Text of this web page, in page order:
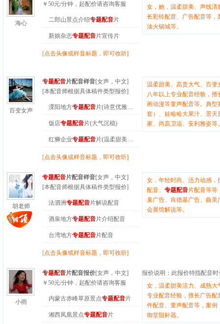
海心
￥ 50元/分钟 ，起配价请咨询客服
二郎山景点介绍专题配音片
新娘杂志专题配音片宣传片
[点击头像或样音标题，即可收听]
女，她，温柔甜美、声线
长彩铃配音、广告配音等
油火锅城等。
百变女声
专题配音片配音样音[女声，中文]
[本配音师根据具体稿件类型报价]
溧阳地方专题配音片(诗意优雅…
饭店专题配音片(大气沉稳)
红狮企业专题配音片(温柔甜美…
[点击头像或样音标题，即可收听]
温柔甜美、高贵大气、百
八年以上专业配音经验，擅
画动漫等童声配音等。典型
套）、娃哈哈大果汁、景
家、尚高卫浴、安利雅姿等
胡老师
专题配音片配音样音[女声，中文]
[本配音师根据具体稿件类型报价]
法泗洲专题配音片解说配音
酒泉地方专题配音片介绍配音
台湾地方专题配音片配音
[点击头像或样音标题，即可收听]
女，年轻时尚、活力动感
配音、 专题配音片配音等等
巢广告、肯德基广告、曲
会展馆解说等。
小雨
专题配音片配音报价[女声，中文]
￥ 50元/分钟 ，起配价请咨询客服
内蒙古赤峰草原景点专题配音片
湘西凤凰景点专题配音片
报价说明： 此报价特指配音时
女，温柔甜美活力、成熟
专业配音经验，擅长广告配
件配音、童声配音等，案
御堂阻鼾器。